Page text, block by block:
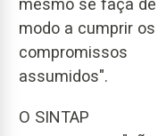
mesmo se faça de
modo a cumprir os
compromissos
assumidos".
O SINTAP